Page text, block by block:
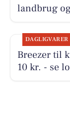
landbrug
DAGLIGVARER
Breezer til
10 kr. - se